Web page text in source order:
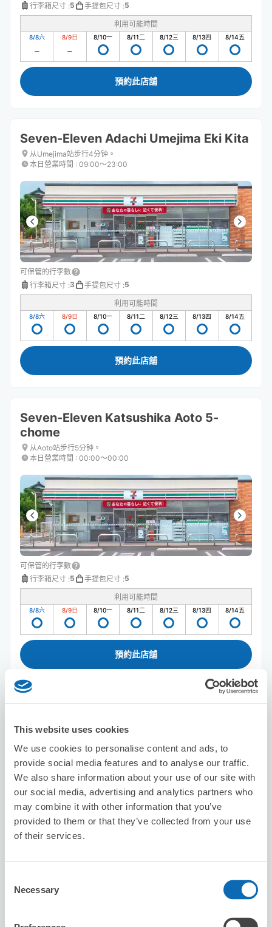
This website uses cookies
We use cookies to personalise content and ads, to
provide social media features and to analyse our traffic.
We also share information about your use of our site with
our social media, advertising and analytics partners who
may combine it with other information that you’ve
provided to them or that they’ve collected from your use
of their services.
Selection
Necessary
行李箱尺寸 :5 手提包尺寸 :5
利用可能時間
8/8六 8/9日 8/10一 8/11二 8/12三 8/13四 8/14五
預約此店舖
Seven-Eleven Adachi Umejima Eki Kita
从Umejima站步行4分钟。
本日營業時間 : 09:00〜23:00
可保管的行李數
行李箱尺寸 :3 手提包尺寸 :5
利用可能時間
8/8六 8/9日 8/10一 8/11二 8/12三 8/13四 8/14五
預約此店舖
Seven-Eleven Katsushika Aoto 5-
chome
从Aoto站步行5分钟。
本日營業時間 : 00:00〜00:00
可保管的行李數
行李箱尺寸 :5 手提包尺寸 :5
利用可能時間
8/8六 8/9日 8/10一 8/11二 8/12三 8/13四 8/14五
預約此店舖
从Kanegafuchi站步行1分钟。
8/8六 五